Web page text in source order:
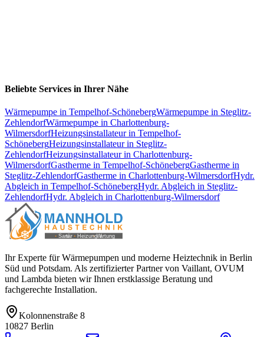
Beliebte Services in Ihrer Nähe
Wärmepumpe in Tempelhof-SchönebergWärmepumpe in Steglitz-
ZehlendorfWärmepumpe in Charlottenburg-
WilmersdorfHeizungsinstallateurin Tempelhof-
SchönebergHeizungsinstallateurin Steglitz-
ZehlendorfHeizungsinstallateurin Charlottenburg-
WilmersdorfGastherme in Tempelhof-SchönebergGastherme in
Steglitz-ZehlendorfGastherme in Charlottenburg-WilmersdorfHydr.
Abgleich in Tempelhof-SchönebergHydr. Abgleich in Steglitz-
ZehlendorfHydr. Abgleich in Charlottenburg-Wilmersdorf
Ihr Experte für Wärmepumpen und moderne Heiztechnik in Berlin
Süd und Potsdam. Als zertifizierter Partner von Vaillant, OVUM
und Lambda bieten wir Ihnen erstklassige Beratung und
fachgerechte Installation.
Kolonnenstraße 8
10827 Berlin